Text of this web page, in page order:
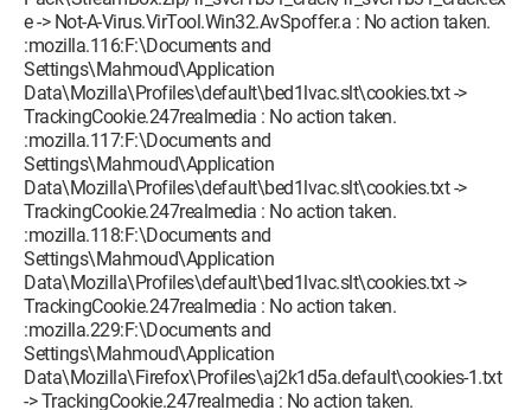
e -> Not-A-Virus.VirTool.Win32.AvSpoffer.a : No action taken.
:mozilla.116:F:\Documents and
Settings\Mahmoud\Application
Data\Mozilla\Profiles\default\bed1lvac.slt\cookies.txt ->
TrackingCookie.247realmedia : No action taken.
:mozilla.117:F:\Documents and
Settings\Mahmoud\Application
Data\Mozilla\Profiles\default\bed1lvac.slt\cookies.txt ->
TrackingCookie.247realmedia : No action taken.
:mozilla.118:F:\Documents and
Settings\Mahmoud\Application
Data\Mozilla\Profiles\default\bed1lvac.slt\cookies.txt ->
TrackingCookie.247realmedia : No action taken.
:mozilla.229:F:\Documents and
Settings\Mahmoud\Application
Data\Mozilla\Firefox\Profiles\aj2k1d5a.default\cookies-1.txt
-> TrackingCookie.247realmedia : No action taken.